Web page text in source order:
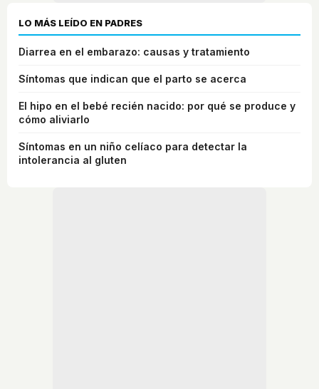
LO MÁS LEÍDO EN PADRES
Diarrea en el embarazo: causas y tratamiento
Síntomas que indican que el parto se acerca
El hipo en el bebé recién nacido: por qué se produce y
cómo aliviarlo
Síntomas en un niño celíaco para detectar la
intolerancia al gluten